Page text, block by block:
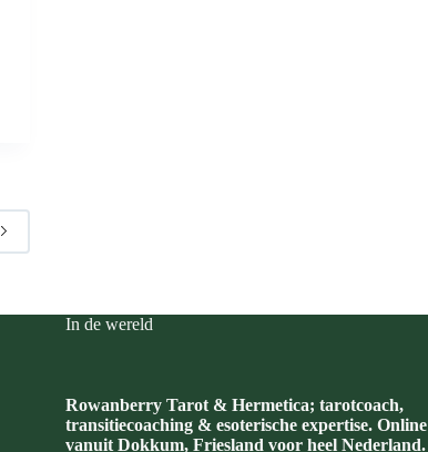
In de wereld
Rowanberry Tarot & Hermetica; tarotcoach,
transitiecoaching & esoterische expertise. Online
vanuit Dokkum, Friesland voor heel Nederland.